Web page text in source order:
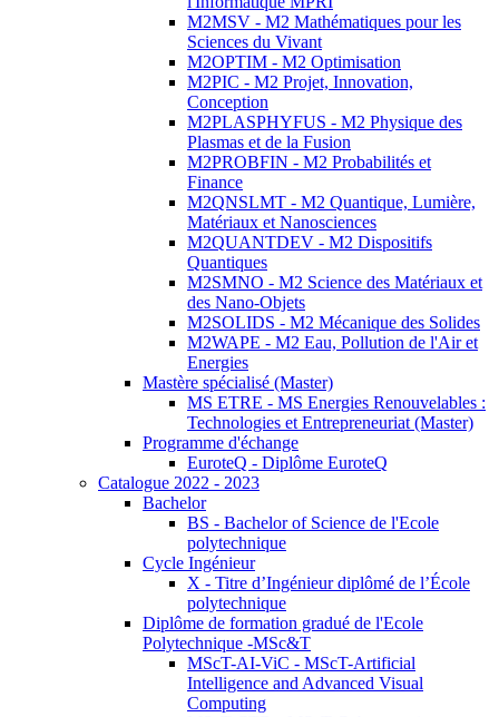
M2MSV - M2 Mathématiques pour les
Sciences du Vivant
M2OPTIM - M2 Optimisation
M2PIC - M2 Projet, Innovation,
Conception
M2PLASPHYFUS - M2 Physique des
Plasmas et de la Fusion
M2PROBFIN - M2 Probabilités et
Finance
M2QNSLMT - M2 Quantique, Lumière,
Matériaux et Nanosciences
M2QUANTDEV - M2 Dispositifs
Quantiques
M2SMNO - M2 Science des Matériaux et
des Nano-Objets
M2SOLIDS - M2 Mécanique des Solides
M2WAPE - M2 Eau, Pollution de l'Air et
Energies
Mastère spécialisé (Master)
MS ETRE - MS Energies Renouvelables :
Technologies et Entrepreneuriat (Master)
Programme d'échange
EuroteQ - Diplôme EuroteQ
Catalogue 2022 - 2023
Bachelor
BS - Bachelor of Science de l'Ecole
polytechnique
Cycle Ingénieur
X - Titre d’Ingénieur diplômé de l’École
polytechnique
Diplôme de formation gradué de l'Ecole
Polytechnique -MSc&T
MScT-AI-ViC - MScT-Artificial
Intelligence and Advanced Visual
Computing